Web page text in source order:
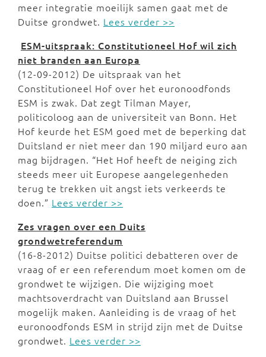
meer integratie moeilijk samen gaat met de
Duitse grondwet. Lees verder >>
ESM-uitspraak: Constitutioneel Hof wil zich
niet branden aan Europa
(12-09-2012) De uitspraak van het
Constitutioneel Hof over het euronoodfonds
ESM is zwak. Dat zegt Tilman Mayer,
politicoloog aan de universiteit van Bonn. Het
Hof keurde het ESM goed met de beperking dat
Duitsland er niet meer dan 190 miljard euro aan
mag bijdragen. “Het Hof heeft de neiging zich
steeds meer uit Europese aangelegenheden
terug te trekken uit angst iets verkeerds te
doen.” Lees verder >>
Zes vragen over een Duits
grondwetreferendum
(16-8-2012) Duitse politici debatteren over de
vraag of er een referendum moet komen om de
grondwet te wijzigen. Die wijziging moet
machtsoverdracht van Duitsland aan Brussel
mogelijk maken. Aanleiding is de vraag of het
euronoodfonds ESM in strijd zijn met de Duitse
grondwet. Lees verder >>